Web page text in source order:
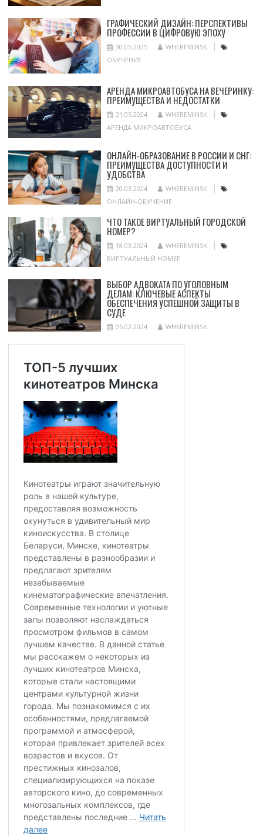
ГРАФИЧЕСКИЙ ДИЗАЙН: ПЕРСПЕКТИВЫ
ПРОФЕССИИ В ЦИФРОВУЮ ЭПОХУ
30.05.2025
WHEREMINSK
ОБУЧЕНИЕ
АРЕНДА МИКРОАВТОБУСА НА ВЕЧЕРИНКУ:
ПРЕИМУЩЕСТВА И НЕДОСТАТКИ
21.05.2024
WHEREMINSK
АРЕНДА МИКРОАВТОБУСА
ОНЛАЙН-ОБРАЗОВАНИЕ В РОССИИ И СНГ:
ПРЕИМУЩЕСТВА ДОСТУПНОСТИ И
УДОБСТВА
20.03.2024
WHEREMINSK
ОНЛАЙН-ОБУЧЕНИЕ
ЧТО ТАКОЕ ВИРТУАЛЬНЫЙ ГОРОДСКОЙ
НОМЕР?
18.03.2024
WHEREMINSK
ВИРТУАЛЬНЫЙ НОМЕР
ВЫБОР АДВОКАТА ПО УГОЛОВНЫМ
ДЕЛАМ: КЛЮЧЕВЫЕ АСПЕКТЫ
ОБЕСПЕЧЕНИЯ УСПЕШНОЙ ЗАЩИТЫ В
СУДЕ
05.02.2024 WHEREMINSK